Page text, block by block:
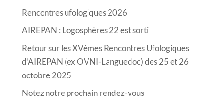
Rencontres ufologiques 2026
AIREPAN : Logosphères 22 est sorti
Retour sur les XVèmes Rencontres Ufologiques
d’AIREPAN (ex OVNI-Languedoc) des 25 et 26
octobre 2025
Notez notre prochain rendez-vous